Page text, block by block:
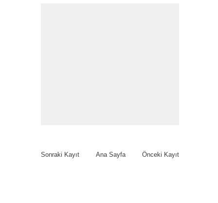
Sonraki Kayıt Önceki Kayıt
Ana Sayfa